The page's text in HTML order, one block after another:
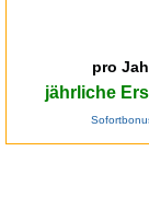
pro
jährliche